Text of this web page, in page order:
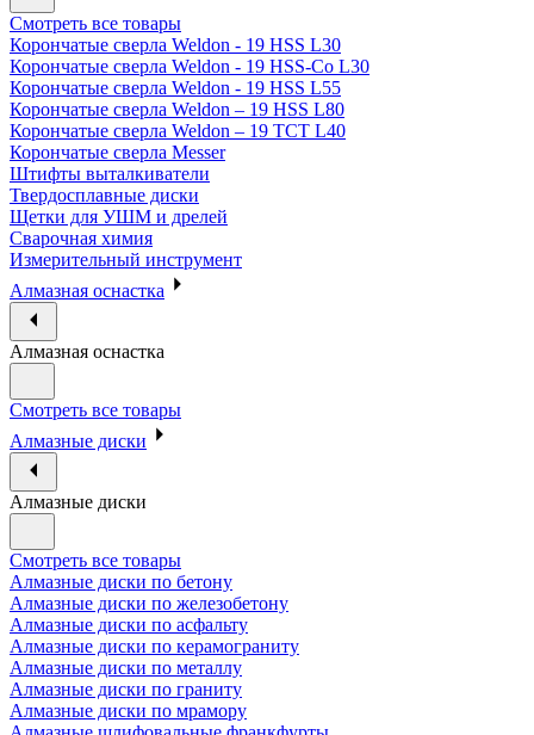
Смотреть все товары
Корончатые сверла Weldon - 19 HSS L30
Корончатые сверла Weldon - 19 HSS-Co L30
Корончатые сверла Weldon - 19 HSS L55
Корончатые сверла Weldon – 19 HSS L80
Корончатые сверла Weldon – 19 TCT L40
Корончатые сверла Messer
Штифты выталкиватели
Твердосплавные диски
Щетки для УШМ и дрелей
Сварочная химия
Измерительный инструмент
Алмазная оснастка
Алмазная оснастка
Смотреть все товары
Алмазные диски
Алмазные диски
Смотреть все товары
Алмазные диски по бетону
Алмазные диски по железобетону
Алмазные диски по асфальту
Алмазные диски по керамограниту
Алмазные диски по металлу
Алмазные диски по граниту
Алмазные диски по мрамору